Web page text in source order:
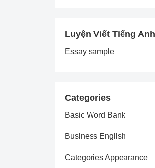
Luyện Viết Tiếng Anh
Essay sample
Categories
Basic Word Bank
Business English
Categories Appearance